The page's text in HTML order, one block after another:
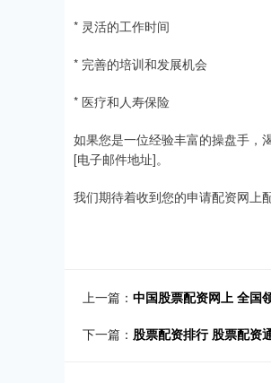
* 灵活的工作时间
* 完善的培训和发展机会
* 医疗和人寿保险
如果您是一位经验丰富的操盘手，
[电子邮件地址]。
我们期待着收到您的申请配资网上
上一篇： 中国股票配资网上 全国
下一篇： 股票配资排行 股票配资